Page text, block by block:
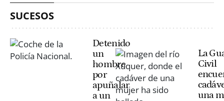
SUCESOS
Detenido
un
hombre
por
apuñalar
a un
La
Civil
una